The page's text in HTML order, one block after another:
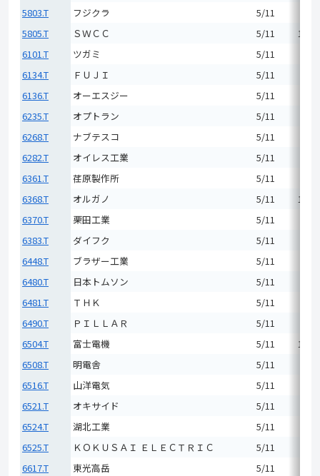
5803.T
フジクラ 5/11
5805.T
ＳＷＣＣ 5/11
6101.T
ツガミ 5/11
6134.T
ＦＵＪＩ 5/11
6136.T
オーエスジー 5/11
6235.T
オプトラン 5/11
6268.T
ナブテスコ 5/11
6282.T
オイレス工業 5/11
6361.T
荏原製作所 5/11
6368.T
オルガノ 5/11
6370.T
栗田工業 5/11
6383.T
ダイフク 5/11
6448.T
ブラザー工業 5/11
6480.T
日本トムソン 5/11
6481.T
ＴＨＫ 5/11
6490.T
ＰＩＬＬＡＲ 5/11
6504.T
富士電機 5/11
6508.T
明電舎 5/11
6516.T
山洋電気 5/11
6521.T
オキサイド 5/11
6524.T
湖北工業 5/11
6525.T
ＫＯＫＵＳＡＩ ＥＬＥＣＴＲＩＣ 5/11
6617.T
東光高岳 5/11